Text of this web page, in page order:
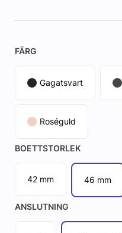
FÄRG
Gagatsvart
Roséguld
BOETTSTORLEK
42 mm 46 mm
ANSLUTNING